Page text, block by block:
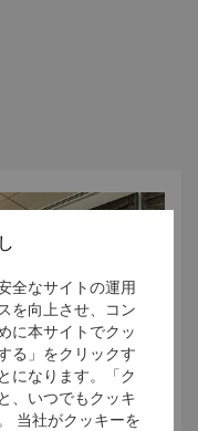
全なサイトの運用
を向上させ、コン
に本サイトでクッ
る」をクリックす
になります。「ク
、いつでもクッキ
当社がクッキーを